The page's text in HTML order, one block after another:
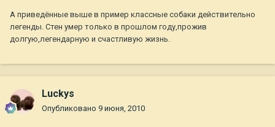
А приведённые выше в пример классные собаки действительно
легенды. Стен умер только в прошлом году,прожив
долгую,легендарную и счастливую жизнь.
Luckys
Опубликовано 9 июня, 2010